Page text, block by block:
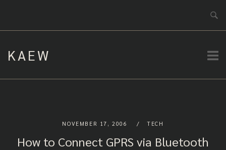
KAEW
NOVEMBER 17, 2006 TECH
How to Connect GPRS via Bluetooth